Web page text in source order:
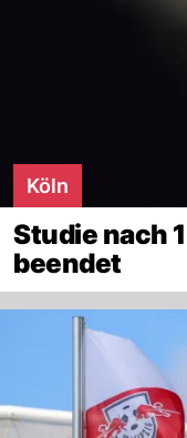
Köln
Studie nach
beendet